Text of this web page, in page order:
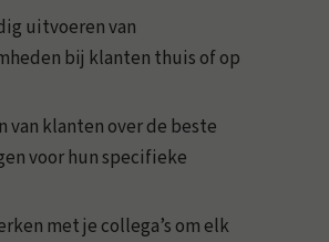
uitvoeren van
bij klanten thuis of op
van klanten over de beste
voor hun specifieke
met je collega’s om elk